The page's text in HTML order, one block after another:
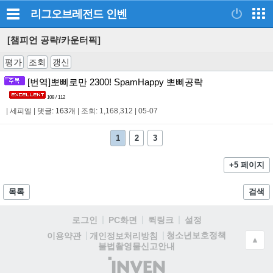
리그오브레전드 인벤
[챔피언 공략/카운터픽]
평가 조회 갱신
[번역]뽀삐로만 2300! SpamHappy 뽀삐공략
108 / 112
세피엘 댓글: 163개 조회: 1,168,312 05-07
1 2 3
+5 페이지
목록 검색
로그인 PC화면 퀵링크
설정
이용약관
개인정보처리방침
청소년보호정책
불법촬영물신고안내
(주)
▲